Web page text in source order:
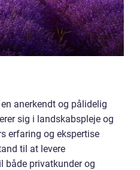
anerkendt og pålidelig
sig i landskabspleje og
erfaring og ekspertise
til at levere
både privatkunder og